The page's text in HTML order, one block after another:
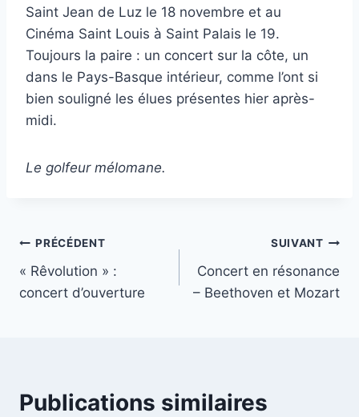
Saint Jean de Luz le 18 novembre et au
Cinéma Saint Louis à Saint Palais le 19.
Toujours la paire : un concert sur la côte, un
dans le Pays-Basque intérieur, comme l’ont si
bien souligné les élues présentes hier après-
midi.
Le golfeur mélomane.
Navigation
de
PRÉCÉDENT
« Rêvolution » :
concert d’ouverture
SUIVANT
Concert en résonance
– Beethoven et Mozart
Publications similaires